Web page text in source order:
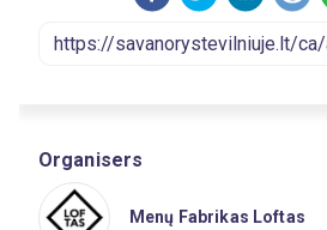
Organisers
Menų Fabrikas Loftas